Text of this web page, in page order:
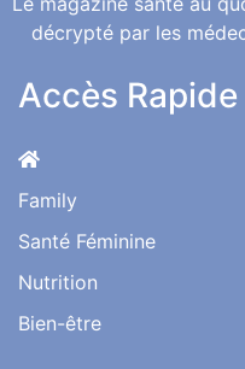
décrypté par les
Accès Rapide
Family
Santé Féminine
Nutrition
Bien-être